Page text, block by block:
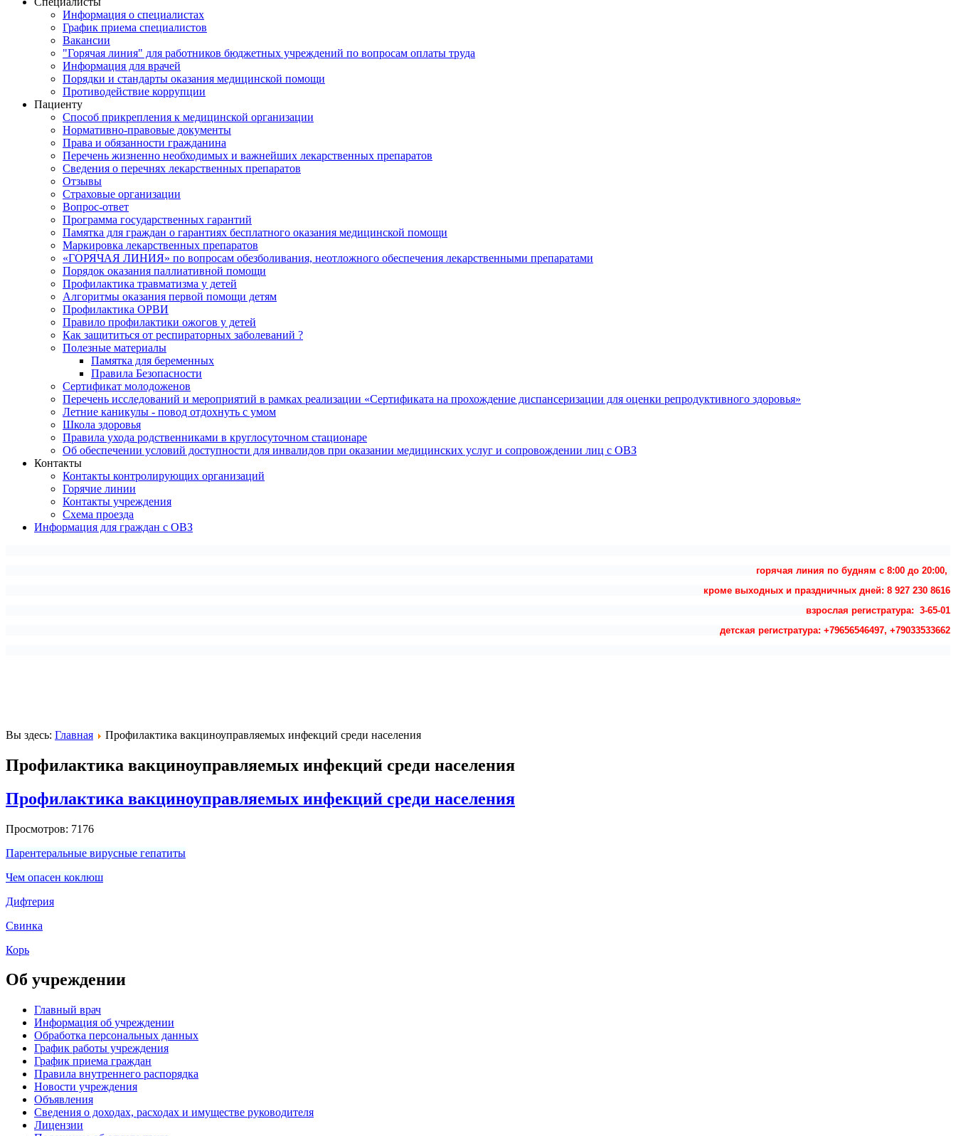
Информация о специалистах
График приема специалистов
Вакансии
"Горячая линия" для работников бюджетных учреждений по вопросам оплаты труда
Информация для врачей
Порядки и стандарты оказания медицинской помощи
Противодействие коррупции
Пациенту
Способ прикрепления к медицинской организации
Нормативно-правовые документы
Права и обязанности гражданина
Перечень жизненно необходимых и важнейших лекарственных препаратов
Сведения о перечнях лекарственных препаратов
Отзывы
Страховые организации
Вопрос-ответ
Программа государственных гарантий
Памятка для граждан о гарантиях бесплатного оказания медицинской помощи
Маркировка лекарственных препаратов
«ГОРЯЧАЯ ЛИНИЯ» по вопросам обезболивания, неотложного обеспечения лекарственными препаратами
Порядок оказания паллиативной помощи
Профилактика травматизма у детей
Алгоритмы оказания первой помощи детям
Профилактика ОРВИ
Правило профилактики ожогов у детей
Как защититься от респираторных заболеваний ?
Полезные материалы
Памятка для беременных
Правила Безопасности
Сертификат молодоженов
Перечень исследований и мероприятий в рамках реализации «Сертификата на прохождение диспансеризации для оценки репродуктивного здоровья»
Летние каникулы - повод отдохнуть с умом
Школа здоровья
Правила ухода родственниками в круглосуточном стационаре
Об обеспечении условий доступности для инвалидов при оказании медицинских услуг и сопровождении лиц с ОВЗ
Контакты
Контакты контролирующих организаций
Горячие линии
Контакты учреждения
Схема проезда
Информация для граждан с ОВЗ
горячая линия по будням с 8:00 до 20:00,
кроме выходных и праздничных дней: 8 927 230 8616
взрослая регистратура: 3-65-01
детская регистратура: +79656546497, +79033533662
Вы здесь: Главная Профилактика вакциноуправляемых инфекций среди населения
Профилактика вакциноуправляемых инфекций среди населения
Профилактика вакциноуправляемых инфекций среди населения
Просмотров: 7176
Парентеральные вирусные гепатиты
Чем опасен коклюш
Дифтерия
Свинка
Корь
Об учреждении
Главный врач
Информация об учреждении
Обработка персональных данных
График работы учреждения
График приема граждан
Правила внутреннего распорядка
Новости учреждения
Объявления
Сведения о доходах, расходах и имуществе руководителя
Лицензии